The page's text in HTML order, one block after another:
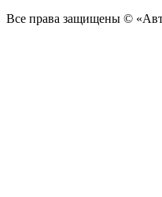
Все права защищены ©